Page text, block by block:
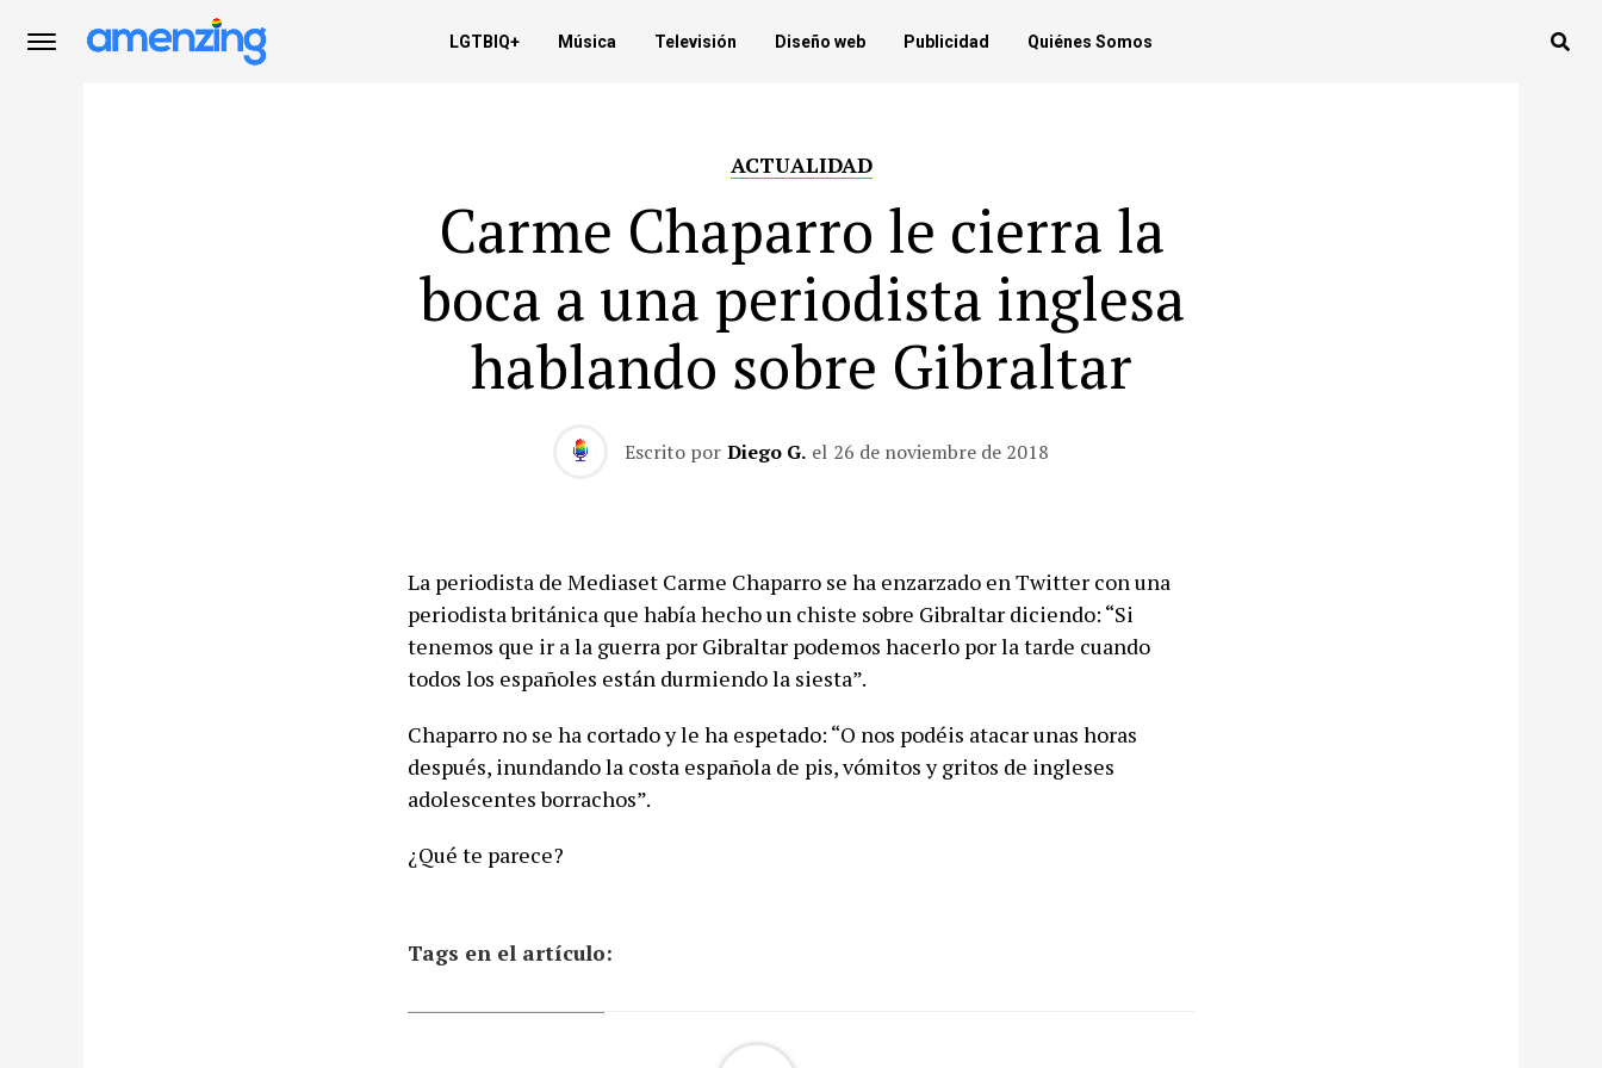
LGTBIQ+ Música Televisión Diseño web Publicidad Quiénes Somos
ACTUALIDAD
Carme Chaparro le cierra la
boca a una periodista inglesa
hablando sobre Gibraltar
Escrito por Diego G. el 26 de noviembre de 2018
La periodista de Mediaset Carme Chaparro se ha enzarzado en Twitter con una
periodista británica que había hecho un chiste sobre Gibraltar diciendo: “Si
tenemos que ir a la guerra por Gibraltar podemos hacerlo por la tarde cuando
todos los españoles están durmiendo la siesta”.
Chaparro no se ha cortado y le ha espetado: “O nos podéis atacar unas horas
después, inundando la costa española de pis, vómitos y gritos de ingleses
adolescentes borrachos”.
¿Qué te parece?
Tags en el artículo: